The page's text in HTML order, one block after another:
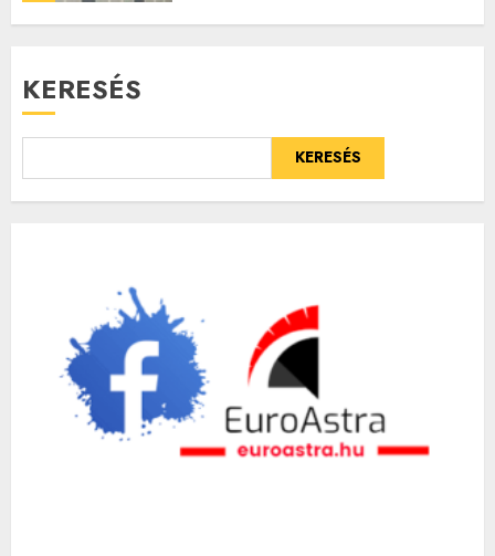
KERESÉS
KERESÉS